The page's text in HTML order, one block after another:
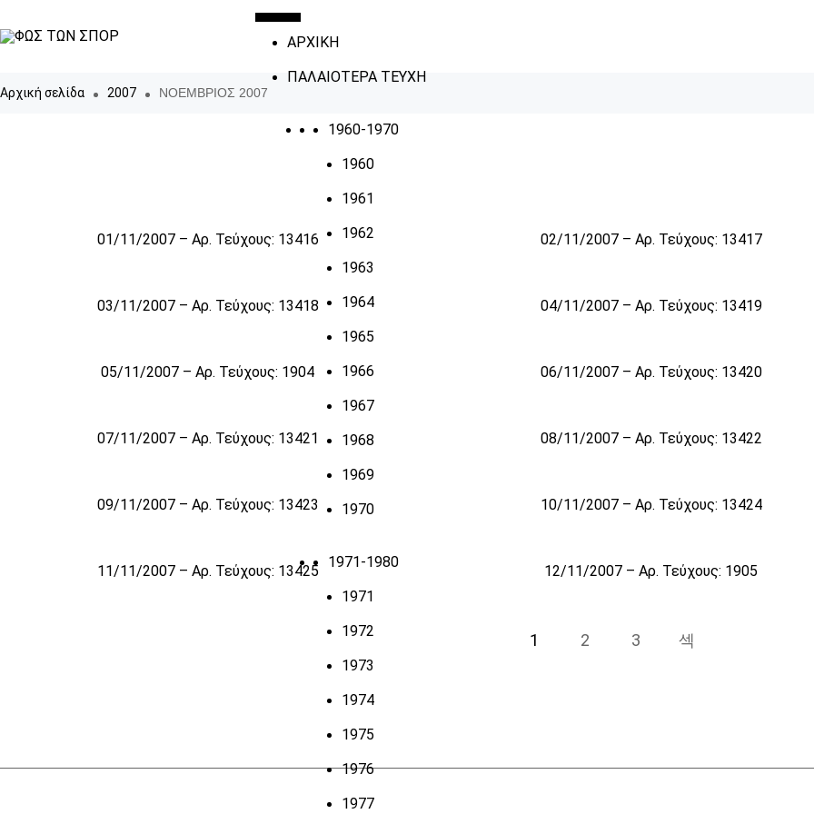
ΑΡΧΙΚΗ
ΠΑΛΑΙΟΤΕΡΑ ΤΕΥΧΗ
1960-1970
1960
1961
1962
1963
1964
1965
1966
1967
1968
1969
1970
1971-1980
1971
1972
1973
1974
1975
1976
1977
Αρχική σελίδα 2007 ΝΟΕΜΒΡΙΟΣ 2007
01/11/2007 – Αρ. Τεύχους: 13416 02/11/2007 – Αρ. Τεύχους: 13417
03/11/2007 – Αρ. Τεύχους: 13418 04/11/2007 – Αρ. Τεύχους: 13419
05/11/2007 – Αρ. Τεύχους: 1904 06/11/2007 – Αρ. Τεύχους: 13420
07/11/2007 – Αρ. Τεύχους: 13421 08/11/2007 – Αρ. Τεύχους: 13422
09/11/2007 – Αρ. Τεύχους: 13423 10/11/2007 – Αρ. Τεύχους: 13424
11/11/2007 – Αρ. Τεύχους: 13425 12/11/2007 – Αρ. Τεύχους: 1905
1 2 3